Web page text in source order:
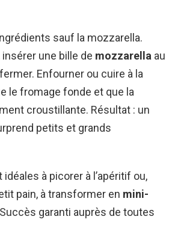
sauf la mozzarella.
une bille de mozzarella au
Enfourner ou cuire à la
le fromage fonde et que la
croustillante. Résultat : un
petits et grands
à picorer à l’apéritif ou,
pain, à transformer en mini-
garanti auprès de toutes